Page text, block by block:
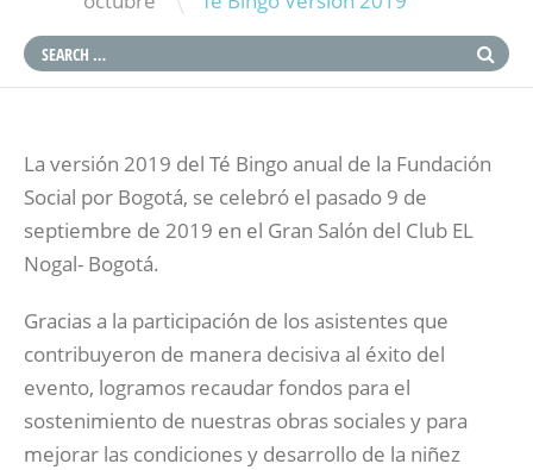
La versión 2019 del Té Bingo anual de la Fundación
Social por Bogotá, se celebró el pasado 9 de
septiembre de 2019 en el Gran Salón del Club EL
Nogal- Bogotá.
Gracias a la participación de los asistentes que
contribuyeron de manera decisiva al éxito del
evento, logramos recaudar fondos para el
sostenimiento de nuestras obras sociales y para
mejorar las condiciones y desarrollo de la niñez